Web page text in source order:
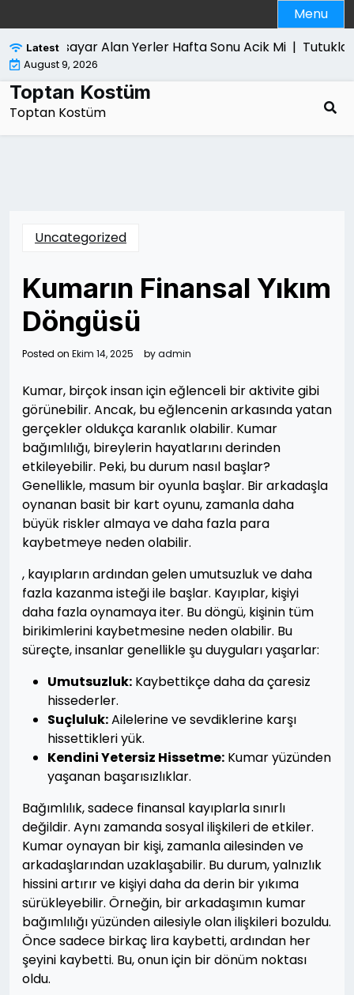
to
content
Menu
Latest
Bilgisayar Alan Yerler Hafta Sonu Acik Mi |
August 9, 2026
Toptan Kostüm
Toptan Kostüm
Uncategorized
Kumarın Finansal Yıkım
Döngüsü
Posted on Ekim 14, 2025 byadmin
Kumar, birçok insan için eğlenceli bir aktivite gibi
görünebilir. Ancak, bu eğlencenin arkasında yatan
gerçekler oldukça karanlık olabilir. Kumar
bağımlılığı, bireylerin hayatlarını derinden
etkileyebilir. Peki, bu durum nasıl başlar?
Genellikle, masum bir oyunla başlar. Bir arkadaşla
oynanan basit bir kart oyunu, zamanla daha
büyük riskler almaya ve daha fazla para
kaybetmeye neden olabilir.
, kayıpların ardından gelen umutsuzluk ve daha
fazla kazanma isteği ile başlar. Kayıplar, kişiyi
daha fazla oynamaya iter. Bu döngü, kişinin tüm
birikimlerini kaybetmesine neden olabilir. Bu
süreçte, insanlar genellikle şu duyguları yaşarlar:
Umutsuzluk: Kaybettikçe daha da çaresiz
hissederler.
Suçluluk:Ailelerine ve sevdiklerine karşı
hissettikleri yük.
Kendini Yetersiz Hissetme: Kumar yüzünden
yaşanan başarısızlıklar.
Bağımlılık, sadece finansal kayıplarla sınırlı
değildir. Aynı zamanda sosyal ilişkileri de etkiler.
Kumar oynayan bir kişi, zamanla ailesinden ve
arkadaşlarından uzaklaşabilir. Bu durum, yalnızlık
hissini artırır ve kişiyi daha da derin bir yıkıma
sürükleyebilir. Örneğin, bir arkadaşımın kumar
bağımlılığı yüzünden ailesiyle olan ilişkileri bozuldu.
Önce sadece birkaç lira kaybetti, ardından her
şeyini kaybetti. Bu, onun için bir dönüm noktası
oldu.